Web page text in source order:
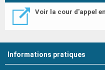
Voir la cour d'appel
Informations pratiques